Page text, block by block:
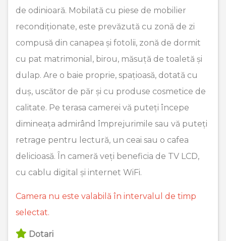
de odinioară. Mobilată cu piese de mobilier
recondiționate, este prevăzută cu zonă de zi
compusă din canapea și fotolii, zonă de dormit
cu pat matrimonial, birou, măsuță de toaletă și
dulap. Are o baie proprie, spațioasă, dotată cu
duș, uscător de păr și cu produse cosmetice de
calitate. Pe terasa camerei vă puteți începe
dimineața admirând împrejurimile sau vă puteți
retrage pentru lectură, un ceai sau o cafea
delicioasă. În cameră veți beneficia de TV LCD,
cu cablu digital și internet WiFi.
Camera nu este valabilă în intervalul de timp
selectat.
Dotari